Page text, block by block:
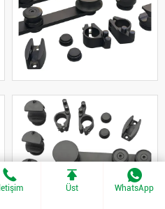
İletişim Üst WhatsApp